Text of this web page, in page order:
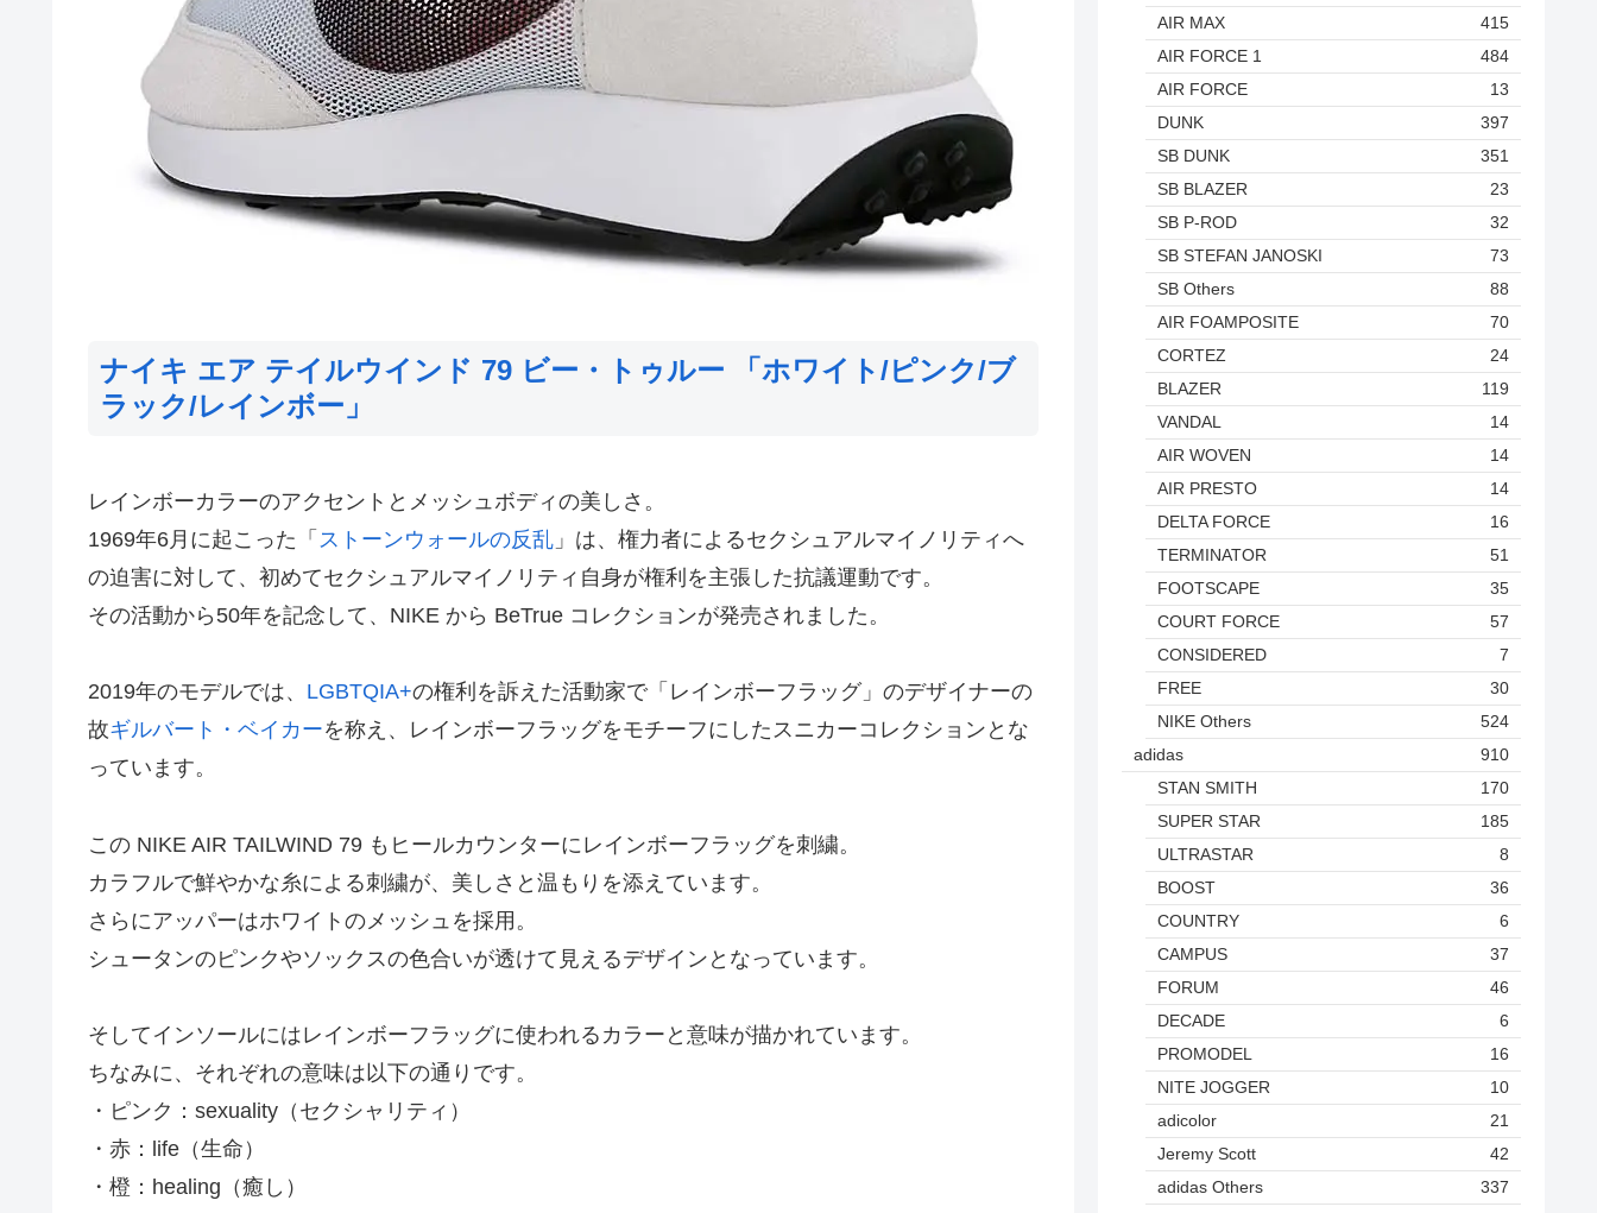
ナイキ エア テイルウインド 79 ビー・トゥルー 「ホワイト/ピンク/ブ
ラック/レインボー」
レインボーカラーのアクセントとメッシュボディの美しさ。
1969年6月に起こった「 ストーンウォールの反乱 」は、権力者によるセクシュアルマイノリティへ
の迫害に対して、初めてセクシュアルマイノリティ自身が権利を主張した抗議運動です。
その活動から50年を記念して、NIKE から BeTrue コレクションが発売されました。
2019年のモデルでは、 LGBTQIA+の権利を訴えた活動家で「レインボーフラッグ」のデザイナーの
故ギルバート・ベイカーを称え、レインボーフラッグをモチーフにしたスニカーコレクションとな
っています。
この NIKE AIR TAILWIND 79 もヒールカウンターにレインボーフラッグを刺繍。
カラフルで鮮やかな糸による刺繍が、美しさと温もりを添えています。
さらにアッパーはホワイトのメッシュを採用。
シュータンのピンクやソックスの色合いが透けて見えるデザインとなっています。
そしてインソールにはレインボーフラッグに使われるカラーと意味が描かれています。
ちなみに、それぞれの意味は以下の通りです。
・ピンク：sexuality（セクシャリティ）
・赤：life（生命）
・橙：healing（癒し）
AIR MAX
415
AIR FORCE 1
484
AIR FORCE
13
DUNK
397
SB DUNK
351
SB BLAZER
23
SB P-ROD
32
SB STEFAN JANOSKI
73
SB Others
88
AIR FOAMPOSITE
70
CORTEZ
24
BLAZER
119
VANDAL
14
AIR WOVEN
14
AIR PRESTO
14
DELTA FORCE
16
TERMINATOR
51
FOOTSCAPE
35
COURT FORCE
57
CONSIDERED
7
FREE
30
NIKE Others
524
adidas
910
STAN SMITH
170
SUPER STAR
185
ULTRASTAR
8
BOOST
36
COUNTRY
6
CAMPUS
37
FORUM
46
DECADE
6
PROMODEL
16
NITE JOGGER
10
adicolor
21
Jeremy Scott
42
adidas Others
337